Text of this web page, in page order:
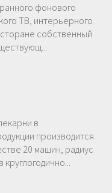
фонового
ТВ, интерьерного
собственный
в
производится
20 машин, радиус